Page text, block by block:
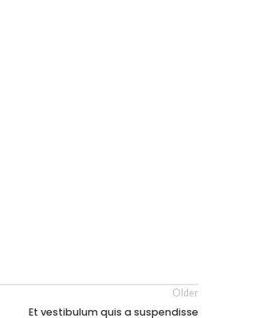
Older
Et vestibulum quis a suspendisse